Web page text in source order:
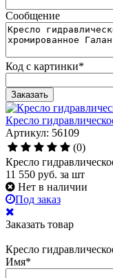
Сообщение
Код с картинки*
Заказать
Кресло
Артикул: 56109
(0)
Кресло
11 550 руб. за шт
Нет в наличии
Под заказ
Заказать товар
Кресло
Имя*